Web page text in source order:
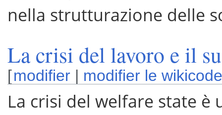
nella strutturazione delle
La crisi del lavoro e il
[modifier | modifier le
La crisi del welfare state